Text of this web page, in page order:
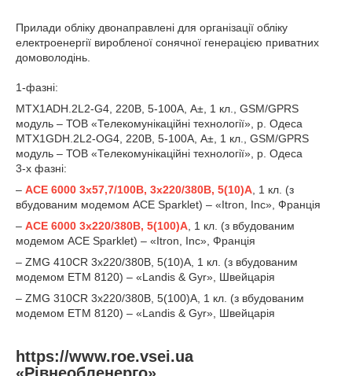
Прилади обліку двонаправлені для організації обліку
електроенергії виробленої сонячної генерацією приватних
домоволодінь.
1-фазні:
MTX1ADH.2L2-G4, 220В, 5-100А, А±, 1 кл., GSM/GPRS
модуль – ТОВ «Телекомунікаційні технології», р. Одеса
MTX1GDH.2L2-OG4, 220В, 5-100А, А±, 1 кл., GSM/GPRS
модуль – ТОВ «Телекомунікаційні технології», р. Одеса
3-х фазні:
– ACE 6000 3х57,7/100В, 3х220/380В, 5(10)А, 1 кл. (з
вбудованим модемом ACE Sparklet) – «Itron, Inc», Франція
– ACE 6000 3х220/380В, 5(100)А, 1 кл. (з вбудованим
модемом ACE Sparklet) – «Itron, Inc», Франція
– ZMG 410CR 3х220/380В, 5(10)А, 1 кл. (з вбудованим
модемом ЕТМ 8120) – «Landis & Gyr», Швейцарія
– ZMG 310CR 3х220/380В, 5(100)А, 1 кл. (з вбудованим
модемом ЕТМ 8120) – «Landis & Gyr», Швейцарія
https://www.roe.vsei.ua